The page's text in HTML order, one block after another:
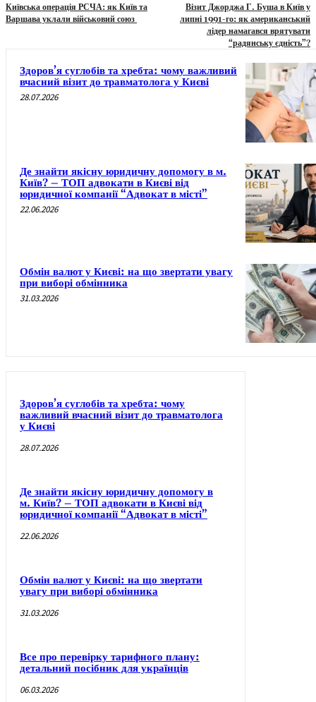
Київська операція РСЧА: як Київ та
Варшава уклали військовий союз
Візит Джорджа Г. Буша в Київ у
липні 1991-го: як американський
лідер намагався врятувати
“радянську єдність”?
Здоров’я суглобів та хребта: чому важливий
вчасний візит до травматолога у Києві
28.07.2026
Де знайти якісну юридичну допомогу в м.
Київ? – ТОП адвокати в Києві від
юридичної компанії “Адвокат в місті”
22.06.2026
Обмін валют у Києві: на що звертати увагу
при виборі обмінника
31.03.2026
Здоров’я суглобів та хребта: чому
важливий вчасний візит до травматолога
у Києві
28.07.2026
Де знайти якісну юридичну допомогу в
м. Київ? – ТОП адвокати в Києві від
юридичної компанії “Адвокат в місті”
22.06.2026
Обмін валют у Києві: на що звертати
увагу при виборі обмінника
31.03.2026
Все про перевірку тарифного плану:
детальний посібник для українців
06.03.2026